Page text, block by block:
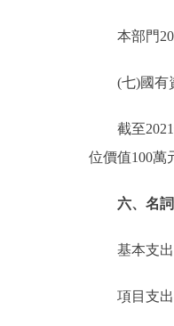
本部門
(七)國有資
截至2021
位價值100萬
六、名詞
基本支出
項目支出